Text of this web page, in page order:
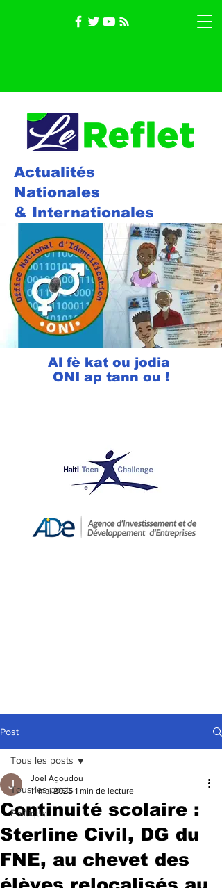
Actualités
Nationales
& Internationales
Al fè kat ou jodia
ONI ap tann ou !
Post
Tous les posts
Politique
Tous les posts
Continuité scolaire :
Sterline Civil, DG du
FNE, au chevet des
Joel Agoudou
11 mai 2025 1 min de lecture